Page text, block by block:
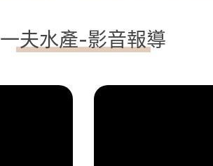
一夫水產-影音報導